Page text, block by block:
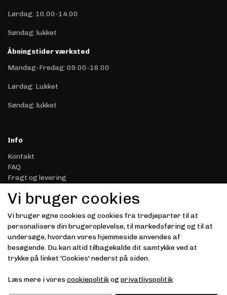
Lørdag: 10.00-14.00
Søndag: lukket
Åbningstider værksted
Mandag-Fredag: 09.00-18.00
Lørdag: Lukket
Søndag: lukket
Info
Kontakt
FAQ
Fragt og levering
Handelsbetingelser
Datasikkerhed & Privatliv
Gavekort
Om Driver.dk
Kunde login
Modtag vores nyhedsbrev via e-mail
Tilmeld
Vi bruger cookies
Vi bruger egne cookies og cookies fra tredjeparter til at
personalisere din brugeroplevelse, til markedsføring og til at
undersøge, hvordan vores hjemmeside anvendes af
besøgende. Du kan altid tilbagekalde dit samtykke ved at
trykke på linket 'Cookies' nederst på siden.
Læs mere i vores cookiepolitikog privatlivspolitik